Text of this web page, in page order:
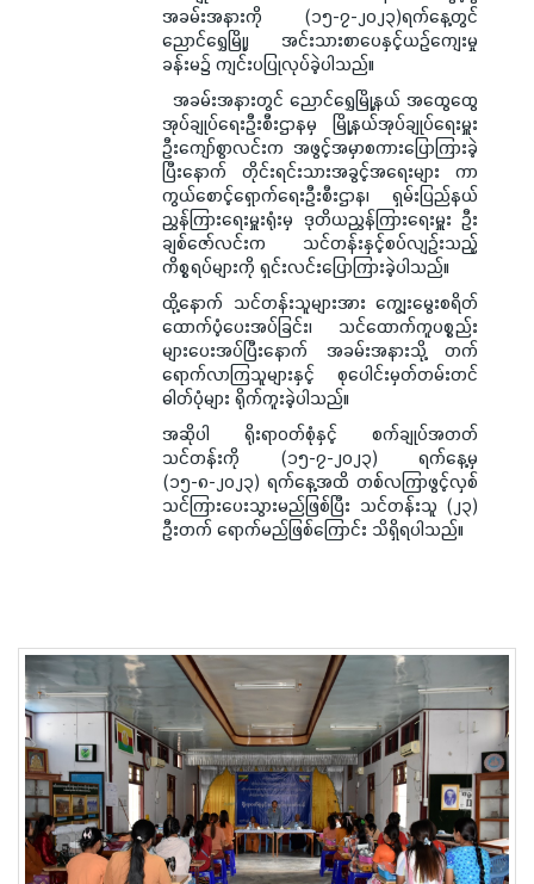
အခမ်းအနားကို (၁၅-၇-၂၀၂၃)ရက်နေ့တွင်
ညောင်ရွှေမြို့၊ အင်းသားစာပေနှင့်ယဉ်ကျေးမှု
ခန်းမ၌ ကျင်းပပြုလုပ်ခဲ့ပါသည်။
အခမ်းအနားတွင် ညောင်ရွှေမြို့နယ် အထွေထွေ
အုပ်ချုပ်ရေးဦးစီးဌာနမှ မြို့နယ်အုပ်ချုပ်ရေးမှူး
ဦးကျော်စွာလင်းက အဖွင့်အမှာစကားပြောကြားခဲ့
ပြီးနောက် တိုင်းရင်းသားအခွင့်အရေးများ ကာ
ကွယ်စောင့်ရှောက်ရေးဦးစီးဌာန၊ ရှမ်းပြည်နယ်
ညွှန်ကြားရေးမှူးရုံးမှ ဒုတိယညွှန်ကြားရေးမှူး ဦး
ချစ်ဇော်လင်းက သင်တန်းနှင့်စပ်လျဉ်းသည့်
ကိစ္စရပ်များကို ရှင်းလင်းပြောကြားခဲ့ပါသည်။
ထို့နောက် သင်တန်းသူများအား ကျွေးမွေးစရိတ်
ထောက်ပံ့ပေးအပ်ခြင်း၊ သင်ထောက်ကူပစ္စည်း
များပေးအပ်ပြီးနောက် အခမ်းအနားသို့ တက်
ရောက်လာကြသူများနှင့် စုပေါင်းမှတ်တမ်းတင်
ဓါတ်ပုံများ ရိုက်ကူးခဲ့ပါသည်။
အဆိုပါ ရိုးရာဝတ်စုံနှင့် စက်ချုပ်အတတ်
သင်တန်းကို (၁၅-၇-၂၀၂၃) ရက်နေ့မှ
(၁၅-၈-၂၀၂၃) ရက်နေ့အထိ တစ်လကြာဖွင့်လှစ်
သင်ကြားပေးသွားမည်ဖြစ်ပြီး သင်တန်းသူ (၂၃)
ဦးတက် ရောက်မည်ဖြစ်ကြောင်း သိရှိရပါသည်။